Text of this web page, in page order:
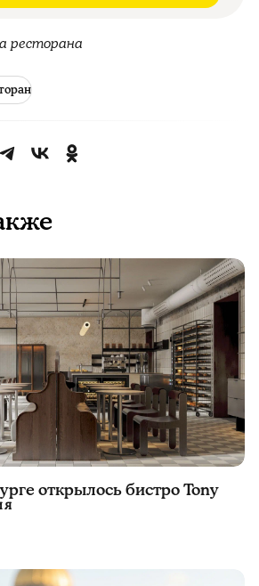
ресторана
открылось бистро Tony